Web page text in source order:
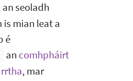
an seoladh
is mian leat a
é
an comhpháirt
, mar